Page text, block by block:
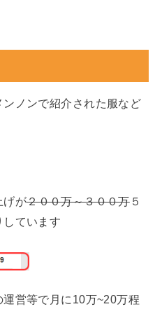
ノンで紹介された服など
げが２００万～３００万５
しています
営等で月に10万~20万程